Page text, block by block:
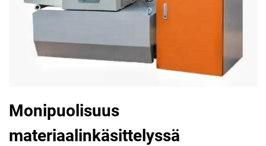
Monipuolisuus
materiaalinkäsittelyssä